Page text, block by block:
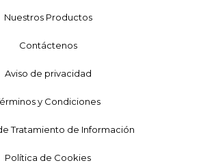
Nuestros Productos
Contáctenos
Aviso de privacidad
y Condiciones
Tratamiento de Información
Política de Cookies